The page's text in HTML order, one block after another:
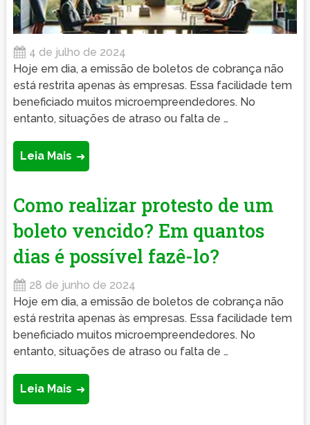
4 de julho de 2024
Hoje em dia, a emissão de boletos de cobrança não
está restrita apenas às empresas. Essa facilidade tem
beneficiado muitos microempreendedores. No
entanto, situações de atraso ou falta de …
Leia Mais
Como realizar protesto de um
boleto vencido? Em quantos
dias é possível fazê-lo?
28 de junho de 2024
Hoje em dia, a emissão de boletos de cobrança não
está restrita apenas às empresas. Essa facilidade tem
beneficiado muitos microempreendedores. No
entanto, situações de atraso ou falta de …
Leia Mais